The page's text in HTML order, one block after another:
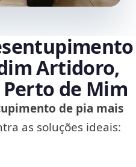
Artidoro,
Perto de Mim
de pia mais
as soluções ideais: